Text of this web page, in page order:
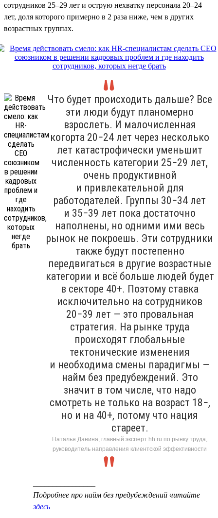
сотрудников 25–29 лет и острую нехватку персонала 20–24
лет, доля которого примерно в 2 раза ниже, чем в других
возрастных группах.
Что будет происходить дальше? Все
эти люди будут планомерно
взрослеть. И малочисленная
когорта 20−24 лет через несколько
лет катастрофически уменьшит
численность категории 25−29 лет,
очень продуктивной
и привлекательной для
работодателей. Группы 30−34 лет
и 35−39 лет пока достаточно
наполнены, но одними ими весь
рынок не покроешь. Эти сотрудники
также будут постепенно
передвигаться в другие возрастные
категории и всё больше людей будет
в секторе 40+. Поэтому ставка
исключительно на сотрудников
20−39 лет — это провальная
стратегия. На рынке труда
происходят глобальные
тектонические изменения
и необходима смены парадигмы —
найм без предубеждений. Это
значит в том числе, что надо
смотреть не только на возраст 18−,
но и на 40+, потому что нация
стареет.
Наталья Данина, главный эксперт hh.ru по рынку труда,
руководитель направления клиентской эффективности
Подробнее про найм без предубеждений читайте
здесь